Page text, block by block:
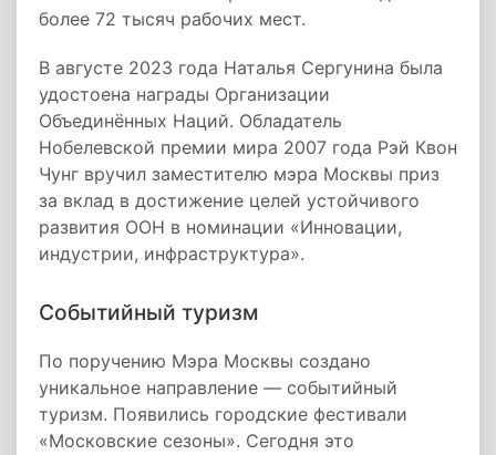
более 72 тысяч рабочих мест.
В августе 2023 года Наталья Сергунина была
удостоена награды Организации
Объединённых Наций. Обладатель
Нобелевской премии мира 2007 года Рэй Квон
Чунг вручил заместителю мэра Москвы приз
за вклад в достижение целей устойчивого
развития ООН в номинации «Инновации,
индустрии, инфраструктура».
Событийный туризм
По поручению Мэра Москвы создано
уникальное направление — событийный
туризм. Появились городские фестивали
«Московские сезоны». Сегодня это